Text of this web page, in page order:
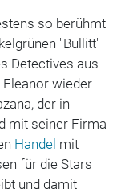
so berühmt
"Bullitt"
Detectives aus
wieder
der in
mit seiner Firma
Handel mit
für die Stars
und damit